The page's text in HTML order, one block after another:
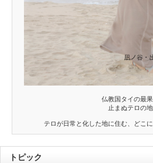
仏教国タイの最
止まぬテロの地
テロが日常と化した地に住む、どこ
トピック